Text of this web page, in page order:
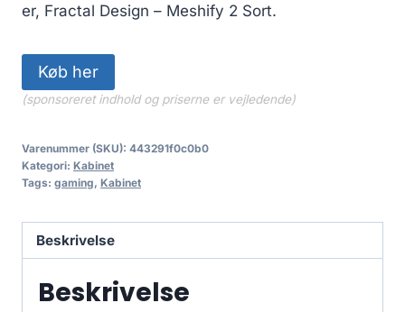
er, Fractal Design – Meshify 2 Sort.
Køb her
(sponsoreret indhold og priserne er vejledende)
Varenummer (SKU): 443291f0c0b0
Kategori: Kabinet
Tags: gaming, Kabinet
Beskrivelse
Beskrivelse